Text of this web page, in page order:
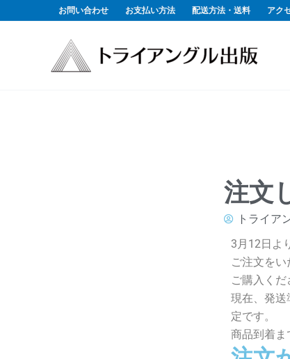
お問い合わせ お支払い方法 配送方法・送料 アク
注文
トライア
3月12日よ
ご注文をい
ご購入くだ
現在、発送
定です。
商品到着ま